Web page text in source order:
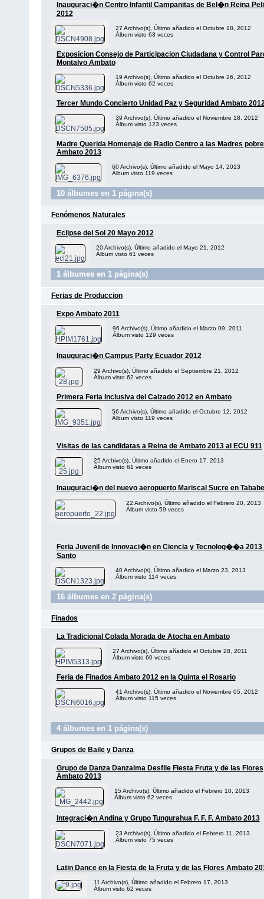
Inauguraci�n Centro Infantil Campanitas de Bel�n Reina
2012
27 Archivo(s), Último añadido el Octubre 18, 2012
Álbum visto 63 veces
Exposicion Consejo de Participacion Ciudadana y Control
Montalvo Ambato
19 Archivo(s), Último añadido el Octubre 26, 2012
Álbum visto 62 veces
Tercer Mundo Concierto Unidad Paz y Seguridad Ambato
39 Archivo(s), Último añadido el Noviembre 18, 2012
Álbum visto 123 veces
Madre Querida Homenaje de Radio Centro a las Madres
Ambato 2013
60 Archivo(s), Último añadido el Mayo 14, 2013
Álbum visto 119 veces
10 álbumes en 1 página(s)
Fenómenos Naturales
Eclipse del Sol 20 Mayo 2012
20 Archivo(s), Último añadido el Mayo 21, 2012
Álbum visto 61 veces
1 álbumes en 1 página(s)
Ferias de Produccion
Expo Ambato 2011
96 Archivo(s), Último añadido el Marzo 09, 2011
Álbum visto 129 veces
Inauguraci�n Campus Party Ecuador 2012
29 Archivo(s), Último añadido el Septiembre 21, 2012
Álbum visto 62 veces
Primera Feria Inclusiva del Calzado 2012 en Ambato
56 Archivo(s), Último añadido el Octubre 12, 2012
Álbum visto 119 veces
Visitas de las candidatas a Reina de Ambato 2013 al ECU 911
25 Archivo(s), Último añadido el Enero 17, 2013
Álbum visto 61 veces
Inauguraci�n del nuevo aeropuerto Mariscal Sucre en
22 Archivo(s), Último añadido el Febrero 20, 2013
Álbum visto 59 veces
Feria Juvenil de Innovaci�n en Ciencia y Tecnolog��a 2013
Santo
40 Archivo(s), Último añadido el Marzo 23, 2013
Álbum visto 114 veces
16 álbumes en 2 página(s)
Finados
La Tradicional Colada Morada de Atocha en Ambato
27 Archivo(s), Último añadido el Octubre 28, 2011
Álbum visto 60 veces
Feria de Finados Ambato 2012 en la Quinta el Rosario
41 Archivo(s), Último añadido el Noviembre 05, 2012
Álbum visto 115 veces
4 álbumes en 1 página(s)
Grupos de Baile y Danza
Grupo de Danza Danzalma Desfile Fiesta Fruta y de las Flores
Ambato 2013
15 Archivo(s), Último añadido el Febrero 10, 2013
Álbum visto 62 veces
Integraci�n Andina y Grupo Tungurahua F. F. F. Ambato 2013
23 Archivo(s), Último añadido el Febrero 11, 2013
Álbum visto 75 veces
Latin Dance en la Fiesta de la Fruta y de las Flores Ambato
11 Archivo(s), Último añadido el Febrero 17, 2013
Álbum visto 62 veces